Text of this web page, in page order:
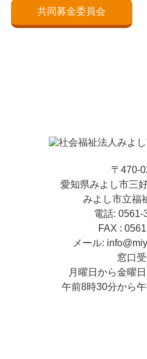
共同募金委員会
〒470-
愛知県みよし市三
みよし市立福
電話: 0561-
FAX :
メール:
窓口
月曜日から金曜日
午前8時30分から